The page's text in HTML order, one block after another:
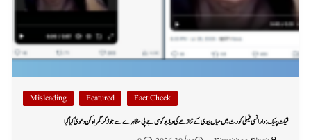
Fact Check
Featured
Misleading
فیکٹ چیک: وارانسی فیملی کورٹ میں میاں بیوی کے تنازعے کی ویڈیو کو سی جے پی مظاہرے سے جوڑ کر گمراہ کن دعویٰ کیا گیا